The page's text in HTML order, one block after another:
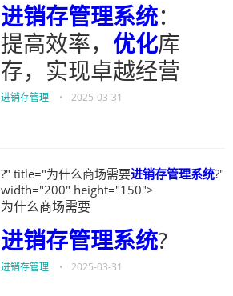
进销存管理系统：
提高效率， 优化库
存，实现卓越经营
进销存管理 • 2025-03-31
?" title="为什么商场需要进销存管理系统?"
width="200" height="150">
为什么商场需要
进销存管理系统?
进销存管理 • 2025-03-31